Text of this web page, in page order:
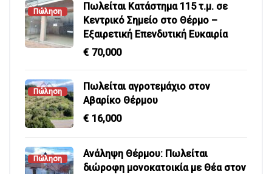
Πώληση
Πωλείται Κατάστημα 115 τ.μ. σε
Κεντρικό Σημείο στο Θέρμο –
Εξαιρετική Επενδυτική Ευκαιρία
€ 70,000
Πώληση
Πωλείται αγροτεμάχιο στον
Αβαρίκο Θέρμου
€ 16,000
Πώληση
Ανάληψη Θέρμου: Πωλείται
διώροφη μονοκατοικία με Θέα στον